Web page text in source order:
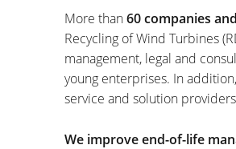
More than60 companies
Recycling of Wind Turbines
management, legal and
young enterprises. In
service and solution
We improve end-of-life